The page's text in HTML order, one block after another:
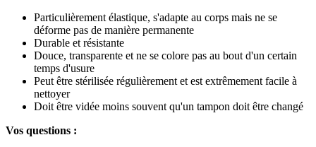
Particulièrement élastique, s'adapte au corps mais ne se
déforme pas de manière permanente
Durable et résistante
Douce, transparente et ne se colore pas au bout d'un certain
temps d'usure
Peut être stérilisée régulièrement et est extrêmement facile à
nettoyer
Doit être vidée moins souvent qu'un tampon doit être changé
Vos questions :